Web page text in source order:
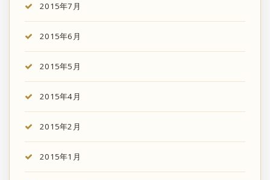
2015年7月
2015年6月
2015年5月
2015年4月
2015年2月
2015年1月